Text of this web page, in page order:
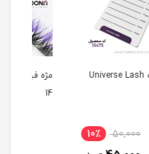
مژه فيشر آمبره بنفش سايز
60,000